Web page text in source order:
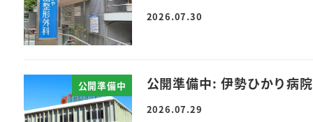
2026.07.30
公開準備中 公開準備中: 伊勢ひかり病院
2026.07.29